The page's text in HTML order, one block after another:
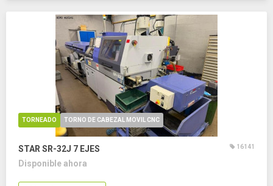
TORNEADO TORNO DE CABEZAL MOVIL CNC
STAR SR-32J 7 EJES 16141
Disponible ahora